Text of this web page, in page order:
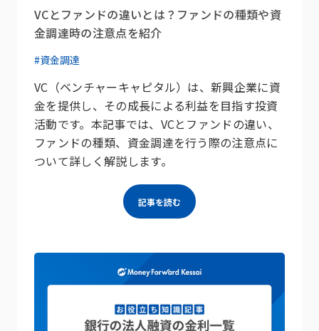
VCとファンドの違いとは？ファンドの種類や資
金調達時の注意点を紹介
#資金調達
VC（ベンチャーキャピタル）は、新興企業に資
金を提供し、その成長による利益を目指す投資
活動です。本記事では、VCとファンドの違い、
ファンドの種類、資金調達を行う際の注意点に
ついて詳しく解説します。
記事を読む